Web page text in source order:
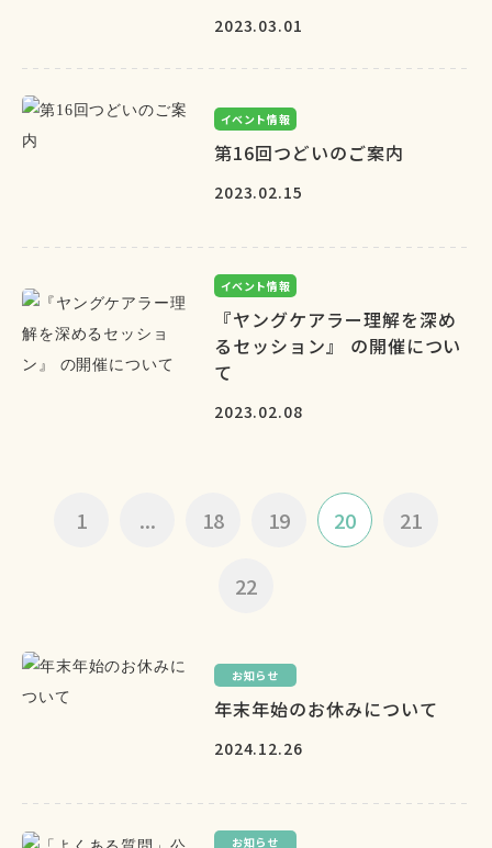
2023.03.01
イベント情報
第16回つどいのご案内
2023.02.15
イベント情報
『ヤングケアラー理解を深め
るセッション』 の開催につい
て
2023.02.08
1 ... 18 19 20 21
22
お知らせ
年末年始のお休みについて
2024.12.26
お知らせ